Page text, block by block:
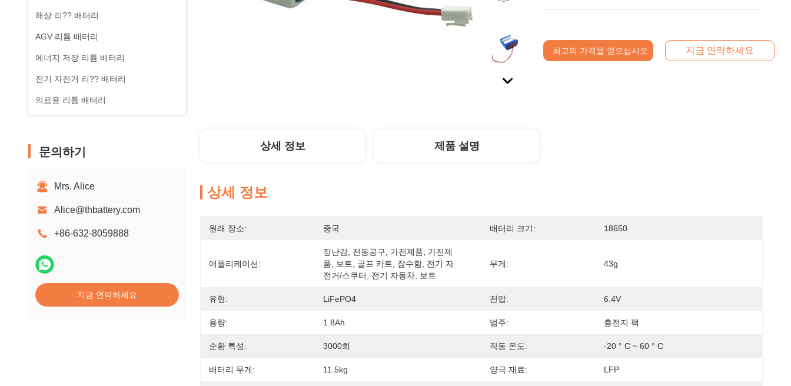
해상 리?? 배터리
AGV 리튬 배터리
에너지 저장 리튬 배터리
전기 자전거 리?? 배터리
의료용 리튬 배터리
문의하기
Mrs. Alice
Alice@thbattery.com
+86-632-8059888
지금 연락하세요
최고의 가격을 얻으십시오 지금 연락하세요
상세 정보 제품 설명
상세 정보
원래 장소: 중국 배터리 크기: 18650
애플리케이션:
장난감, 전동공구, 가전제품, 가전제
품, 보트, 골프 카트, 잠수함, 전기 자
전거/스쿠터, 전기 자동차, 보트
무게: 43g
유형: LiFePO4 전압: 6.4V
용량: 1.8Ah 범주: 충전지 팩
순환 특성: 3000회 작동 온도: -20 ° C ~ 60 ° C
배터리 무게: 11.5kg 양극 재료: LFP